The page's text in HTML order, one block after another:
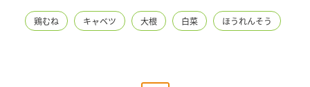
鶏むね キャベツ 大根 白菜 ほうれんそう